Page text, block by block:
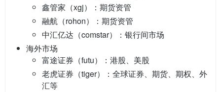
鑫管家（xgj）：期货资管
融航（rohon）：期货资管
中汇亿达（comstar）：银行间市场
海外市场
富途证券（futu）：港股、美股
老虎证券（tiger）：全球证券、期货、期权、外
汇等